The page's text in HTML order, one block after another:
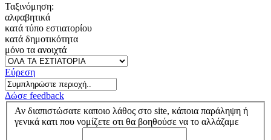
Ταξινόμηση:
αλφαβητικά
κατά τύπο εστιατορίου
κατά δημοτικότητα
μόνο τα ανοιχτά
Εύρεση
Δώσε feedback
Αν διαπιστώσατε καποιο λάθος στο site, κάποια παράληψη ή
γενικά κατι που νομίζετε οτι θα βοηθούσε να το αλλάζαμε